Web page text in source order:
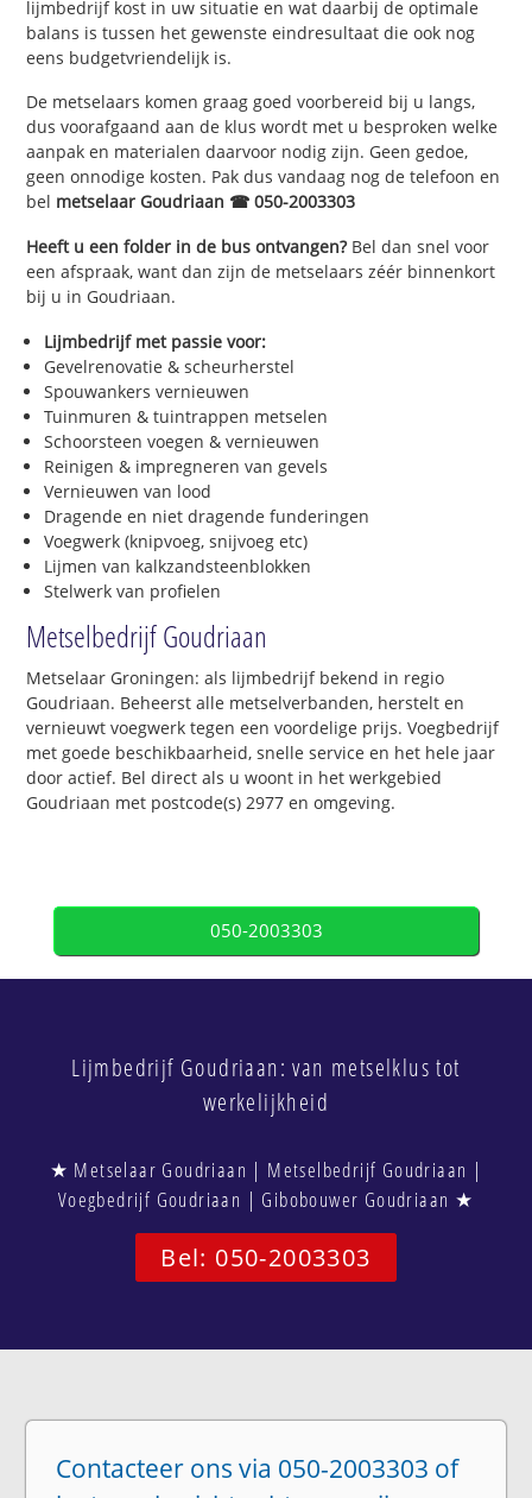
lijmbedrijf kost in uw situatie en wat daarbij de optimale
balans is tussen het gewenste eindresultaat die ook nog
eens budgetvriendelijk is.
De metselaars komen graag goed voorbereid bij u langs,
dus voorafgaand aan de klus wordt met u besproken welke
aanpak en materialen daarvoor nodig zijn. Geen gedoe,
geen onnodige kosten. Pak dus vandaag nog de telefoon en
bel metselaar Goudriaan ☎ 050-2003303
Heeft u een folder in de bus ontvangen?Bel dan snel voor
een afspraak, want dan zijn de metselaars zéér binnenkort
bij u in Goudriaan.
Lijmbedrijf met passie voor:
Gevelrenovatie & scheurherstel
Spouwankers vernieuwen
Tuinmuren & tuintrappen metselen
Schoorsteen voegen & vernieuwen
Reinigen & impregneren van gevels
Vernieuwen van lood
Dragende en niet dragende funderingen
Voegwerk (knipvoeg, snijvoeg etc)
Lijmen van kalkzandsteenblokken
Stelwerk van profielen
Metselbedrijf Goudriaan
Metselaar Groningen: als lijmbedrijf bekend in regio
Goudriaan. Beheerst alle metselverbanden, herstelt en
vernieuwt voegwerk tegen een voordelige prijs. Voegbedrijf
met goede beschikbaarheid, snelle service en het hele jaar
door actief. Bel direct als u woont in het werkgebied
Goudriaan met postcode(s) 2977 en omgeving.
050-2003303
Lijmbedrijf Goudriaan: van metselklus tot
werkelijkheid
★ Metselaar Goudriaan | Metselbedrijf Goudriaan |
Voegbedrijf Goudriaan | Gibobouwer Goudriaan ★
Bel: 050-2003303
Contacteer ons via 050-2003303 of